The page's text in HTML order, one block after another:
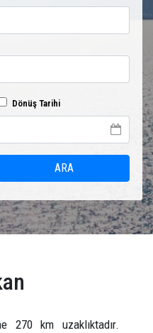
Dönüş Tarihi
ARA
270 km uzaklıktadır.